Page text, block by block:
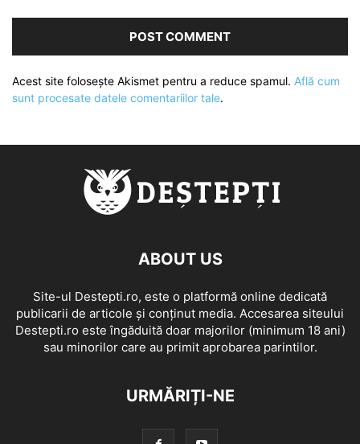
Acest site folosește Akismet pentru a reduce spamul. Află cum
sunt procesate datele comentariilor tale.
ABOUT US
Site-ul Destepti.ro, este o platformă online dedicată
publicarii de articole și conținut media. Accesarea siteului
Destepti.ro este îngăduită doar majorilor (minimum 18 ani)
sau minorilor care au primit aprobarea parintilor.
URMĂRIȚI-NE